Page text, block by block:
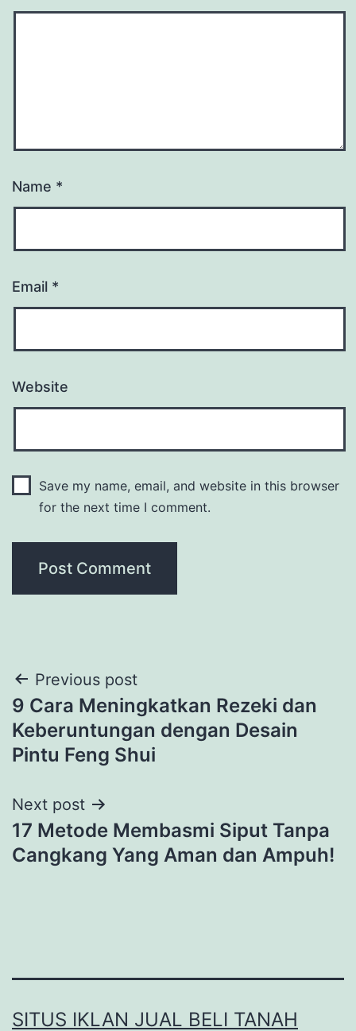
Name *
Email *
Website
Save my name, email, and website in this browser
for the next time I comment.
Post
navigation
Previous post
9 Cara Meningkatkan Rezeki dan
Keberuntungan dengan Desain
Pintu Feng Shui
Next post
17 Metode Membasmi Siput Tanpa
Cangkang Yang Aman dan Ampuh!
SITUS IKLAN JUAL BELI TANAH